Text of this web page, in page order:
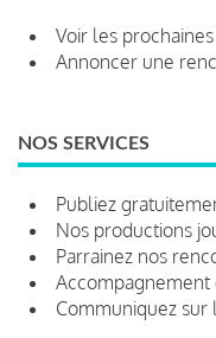
Voir les
Annoncer une
NOS SERVICES
Publiez
Nos productions
Parrainez nos
Accompagnement
Communiquez sur